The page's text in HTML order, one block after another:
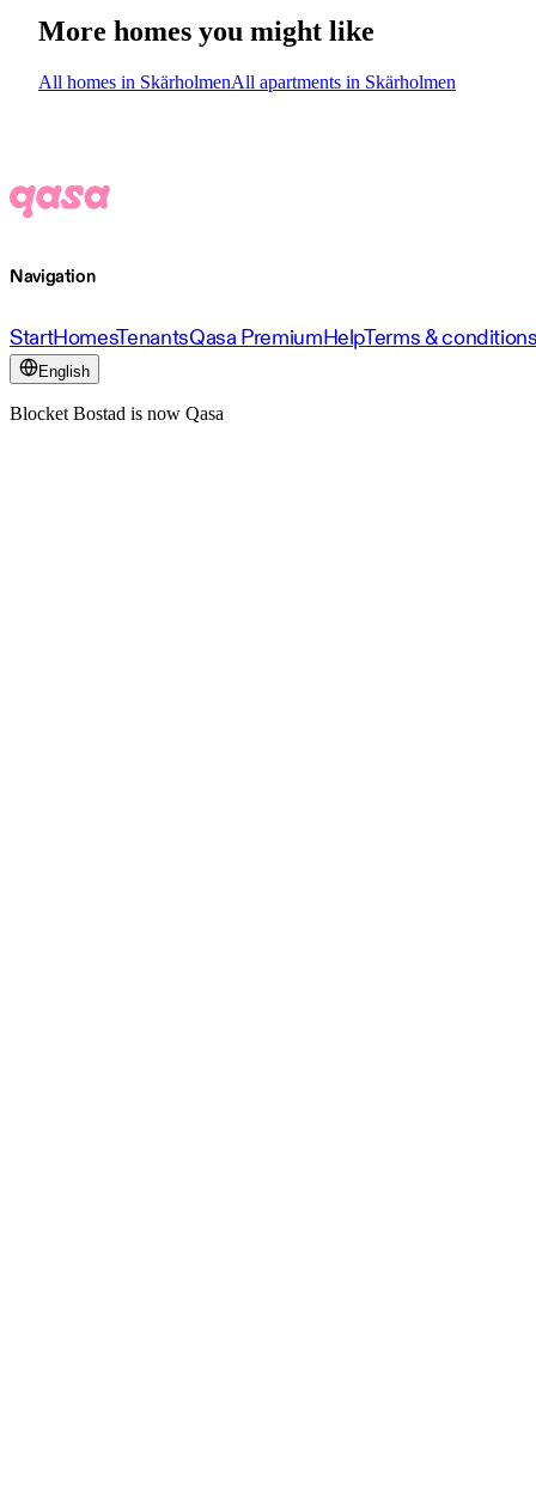
More homes you might like
All homes in SkärholmenAll apartments in Skärholmen
Navigation
StartHomesTenantsQasa PremiumHelpTerms &
English
Blocket Bostad is now Qasa